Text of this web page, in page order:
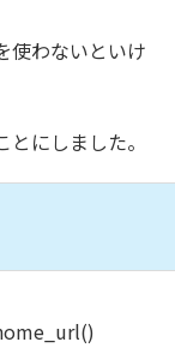
使わないといけ
にしました。